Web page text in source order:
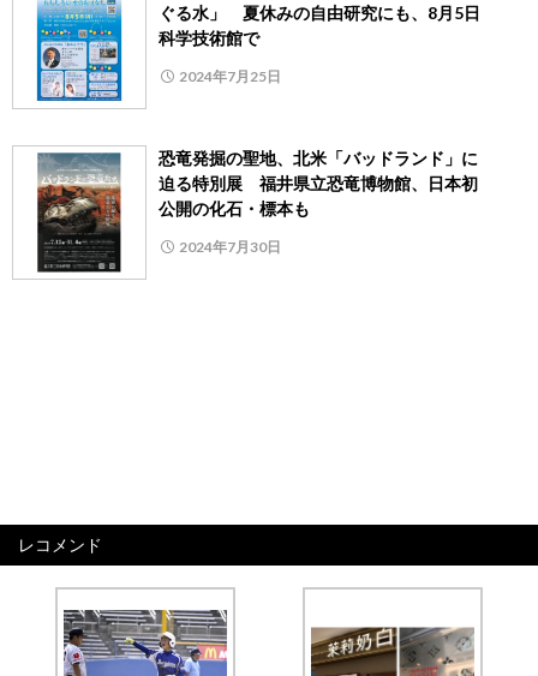
ぐる水」 夏休みの自由研究にも、8月5日
科学技術館で
2024年7月25日
恐竜発掘の聖地、北米「バッドランド」に
迫る特別展 福井県立恐竜博物館、日本初
公開の化石・標本も
2024年7月30日
レコメンド